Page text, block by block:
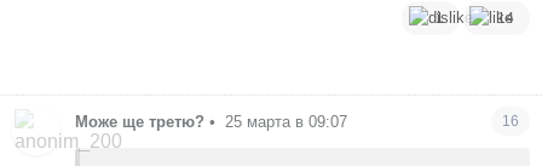
1 14
Може ще третю? • 25 марта в 09:07 16